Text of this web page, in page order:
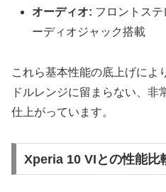
オーディオ: フロントス
ーディオジャック搭載
これら基本性能の底上げによ
ドルレンジに留まらない、非
仕上がっています。
Xperia 10 VIとの性能比